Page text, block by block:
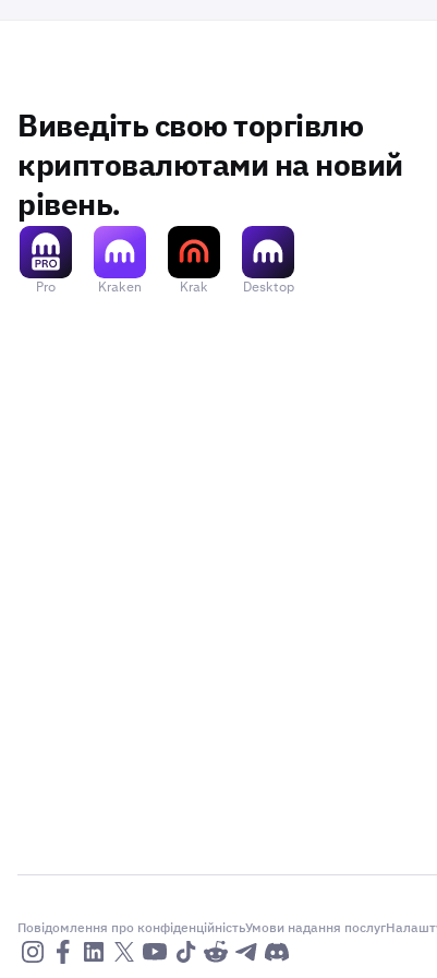
Виведіть свою торгівлю
криптовалютами на новий
рівень.
Pro Kraken Krak Desktop
Повідомлення про конфіденційністьУмови надання послуг